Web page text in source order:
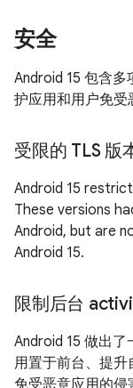
安全
Android 15 包含
护应用和用户免受
受限的 TLS 版
Android 15
These versions
Android, but are
Android 15.
限制后台
Android 15 做出
用置于前台、提
免受恶意应用的